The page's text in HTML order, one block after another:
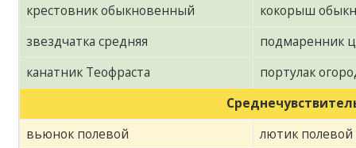
крестовник обыкновенный
кокорыш
звездчатка средняя
подмаренник
канатник Теофраста
портулак
вьюнок полевой
лютик полевой